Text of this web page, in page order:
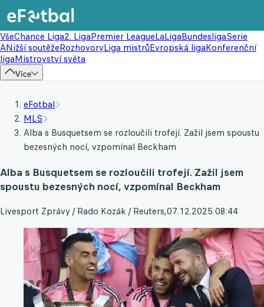
VšeChance Liga2. LigaPremier LeagueLaLigaBundesligaSerie
ANižší soutěžeRozhovoryLiga mistrůEvropská ligaKonferenční
ligaMistrovství světa
Více
eFotbal
MLS
Alba s Busquetsem se rozloučili trofejí. Zažil jsem spoustu
bezesných nocí, vzpomínal Beckham
Alba s Busquetsem se rozloučili trofejí. Zažil jsem
spoustu bezesných nocí, vzpomínal Beckham
Livesport Zprávy / Rado Kozák / Reuters,07.12.2025 08:44